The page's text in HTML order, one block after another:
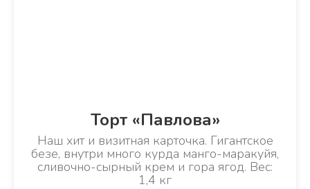
Торт «Павлова»
Наш хит и визитная карточка. Гигантское
безе, внутри много курда манго-маракуйя,
сливочно-сырный крем и гора ягод. Вес:
1,4 кг